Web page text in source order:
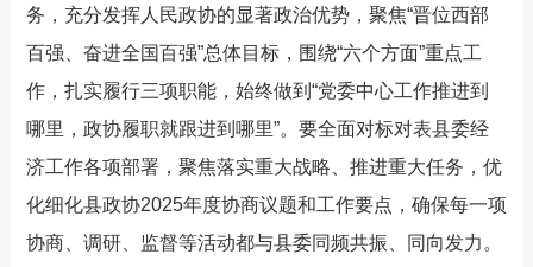
务，充分发挥人民政协的显著政治优势，聚焦“晋位西部
百强、奋进全国百强”总体目标，围绕“六个方面”重点工
作，扎实履行三项职能，始终做到“党委中心工作推进到
哪里，政协履职就跟进到哪里”。要全面对标对表县委经
济工作各项部署，聚焦落实重大战略、推进重大任务，优
化细化县政协2025年度协商议题和工作要点，确保每一项
协商、调研、监督等活动都与县委同频共振、同向发力。